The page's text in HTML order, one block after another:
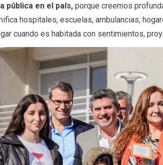
pública en el país,porque creemos
hospitales, escuelas, ambulancias,
cuando es habitada con sentimientos,